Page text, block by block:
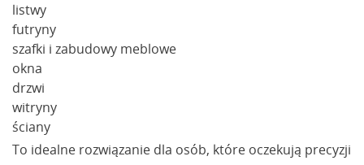
listwy
futryny
szafki i zabudowy meblowe
okna
drzwi
witryny
ściany
To idealne rozwiązanie dla osób, które oczekują precyzji